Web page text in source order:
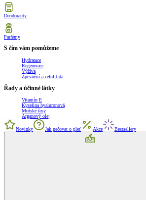
Deodoranty
Parfémy
S čím vám pomůžeme
Hydratace
Regenerace
Výživa
Zpevnění a celulitida
Řady a účinné látky
Vitamín E
Kyselina hyaluronová
Mořské řasy
Arganový olej
Novinky Jak pečovat o pleť Akce Bestsellery